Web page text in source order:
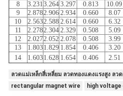
8
3.2313.264 3.297 0.813 10.09
9
2.8782.906 2.934 0.660 8.07
10
2.5632.588 2.614 0.660 6.32
11
2.2782.304 2.329 0.508 5.09
12
2.0272.052 2.078 0.508 3.99
13
1.8031.829 1.854 0.406 3.20
14
1.6031.628 1.654 0.406 2.51
ลวดแม่เหล็กสี่เหลี่ยม ลวดทองแดงแรงสูง ลว
rectangular magnet wire
high